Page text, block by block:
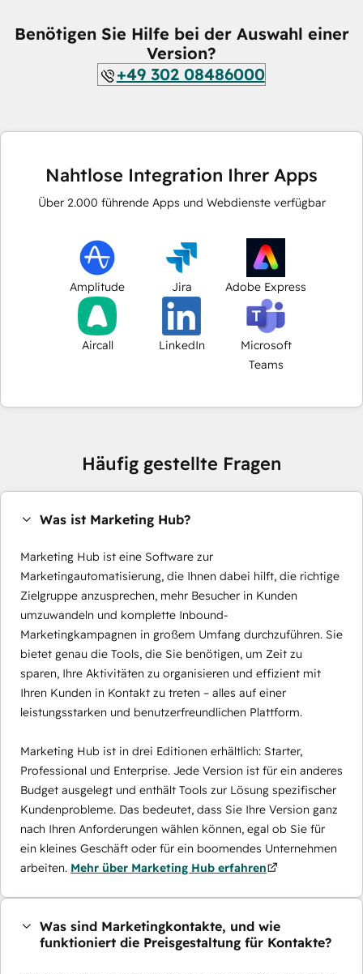
Benötigen Sie Hilfe bei der Auswahl einer
Version?
+49 302 08486000
Nahtlose Integration Ihrer Apps
Über 2.000 führende Apps und Webdienste verfügbar
Amplitude Jira Adobe Express
Aircall LinkedIn
Microsoft
Teams
Häufig gestellte Fragen
Was ist Marketing Hub?
Marketing Hub ist eine Software zur
Marketingautomatisierung, die Ihnen dabei hilft, die richtige
Zielgruppe anzusprechen, mehr Besucher in Kunden
umzuwandeln und komplette Inbound-
Marketingkampagnen in großem Umfang durchzuführen. Sie
bietet genau die Tools, die Sie benötigen, um Zeit zu
sparen, Ihre Aktivitäten zu organisieren und effizient mit
Ihren Kunden in Kontakt zu treten – alles auf einer
leistungsstarken und benutzerfreundlichen Plattform.
Marketing Hub ist in drei Editionen erhältlich: Starter,
Professional und Enterprise. Jede Version ist für ein anderes
Budget ausgelegt und enthält Tools zur Lösung spezifischer
Kundenprobleme. Das bedeutet, dass Sie Ihre Version ganz
nach Ihren Anforderungen wählen können, egal ob Sie für
ein kleines Geschäft oder für ein boomendes Unternehmen
arbeiten. Mehr über Marketing Hub erfahren
Was sind Marketingkontakte, und wie
funktioniert die Preisgestaltung für Kontakte?